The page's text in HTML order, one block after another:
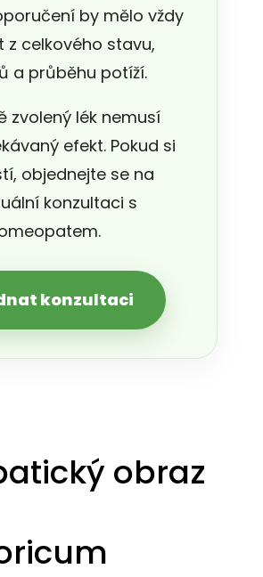
by mělo vždy
z celkového stavu,
a průběhu potíží.
zvolený lék nemusí
efekt. Pokud si
objednejte se na
konzultaci s
konzultaci
obraz